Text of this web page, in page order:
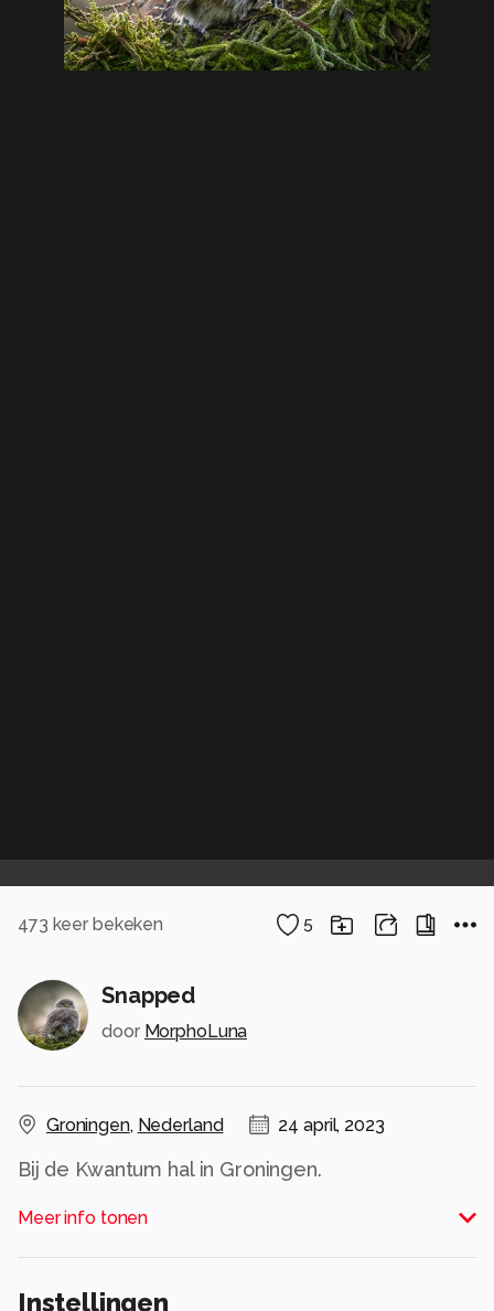
473 keer bekeken 5
Snapped
door MorphoLuna
Groningen, Nederland 24 april, 2023
Bij de Kwantum hal in Groningen.
Alle rechten voorbehouden
Meer info tonen
Instellingen